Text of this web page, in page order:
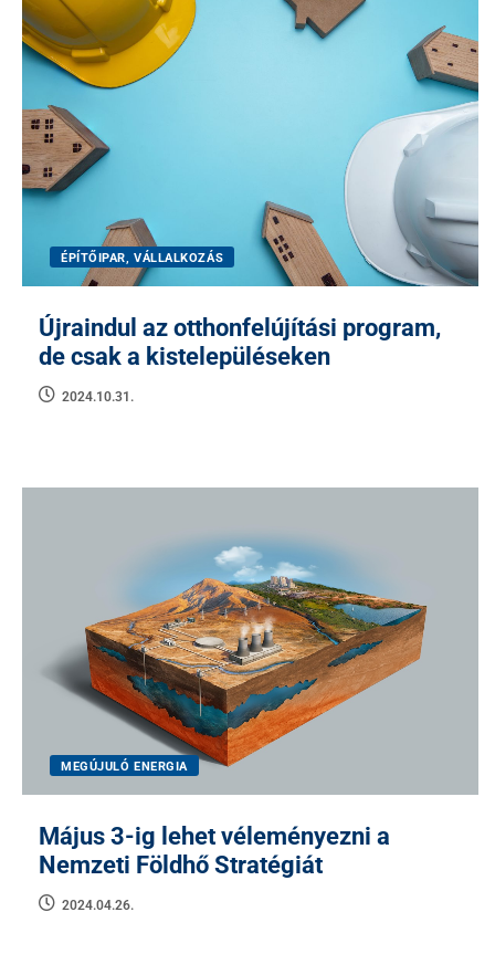
ÉPÍTŐIPAR, VÁLLALKOZÁS
Újraindul az otthonfelújítási program,
de csak a kistelepüléseken
2024.10.31.
MEGÚJULÓ ENERGIA
Május 3-ig lehet véleményezni a
Nemzeti Földhő Stratégiát
2024.04.26.